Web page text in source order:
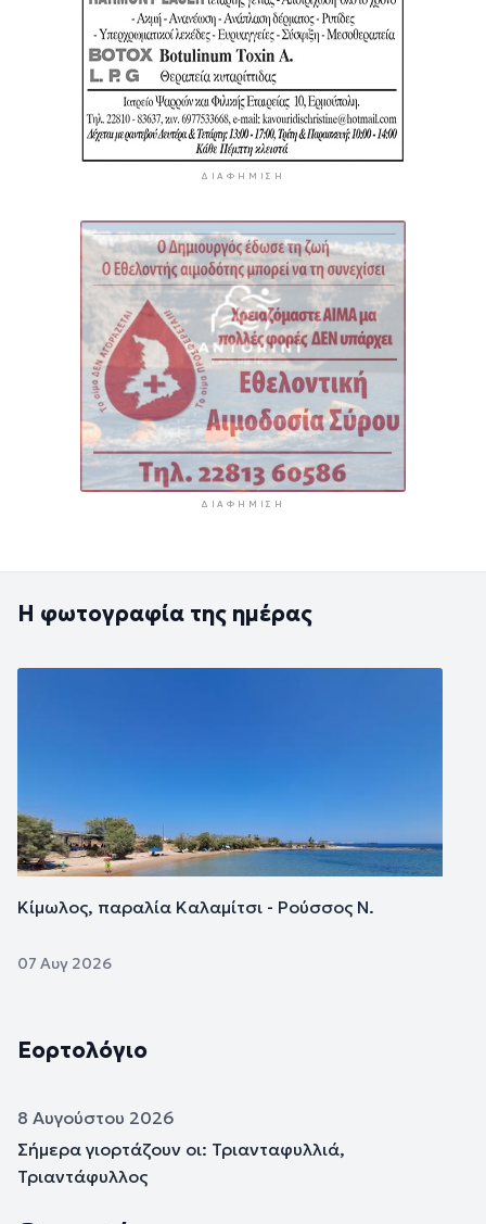
ΔΙΑΦΉΜΙΣΗ
ΔΙΑΦΉΜΙΣΗ
Η φωτογραφία της ημέρας
Κίμωλος, παραλία Καλαμίτσι - Ρούσσος Ν.
07 Αυγ 2026
Εορτολόγιο
8 Αυγούστου 2026
Σήμερα γιορτάζουν οι: Τριανταφυλλιά,
Τριαντάφυλλος